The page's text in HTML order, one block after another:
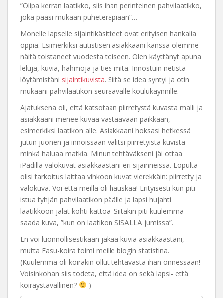
”Olipa kerran laatikko, siis ihan perinteinen pahvilaatikko,
joka pääsi mukaan puheterapiaan”…
Monelle lapselle sijaintikäsitteet ovat erityisen hankalia
oppia. Esimerkiksi autistisen asiakkaani kanssa olemme
näitä toistaneet vuodesta toiseen. Olen käyttänyt apuna
leluja, kuvia, hahmoja ja ties mitä. Innostuin netistä
löytämistäni sijaintikuvista. Siitä se idea syntyi ja otin
mukaani pahvilaatikon seuraavalle koulukäynnille.
Ajatuksena oli, että katsotaan piirretystä kuvasta malli ja
asiakkaani menee kuvaa vastaavaan paikkaan,
esimerkiksi laatikon alle. Asiakkaani hoksasi hetkessä
jutun juonen ja innoissaan valitsi piirretyistä kuvista
minkä haluaa matkia. Minun tehtäväkseni jäi ottaa
iPadillä valokuvat asiakkaastani eri sijainneissa. Lopulta
olisi tarkoitus laittaa vihkoon kuvat vierekkäin: piirretty ja
valokuva. Voi että meillä oli hauskaa! Erityisesti kun piti
istua tyhjän pahvilaatikon päälle ja lapsi hujahti
laatikkoon jalat kohti kattoa. Siitäkin piti kuulemma
saada kuva, ”kun on laatikon SISÄLLÄ jumissa”.
En voi luonnollisestikaan jakaa kuvia asiakkaastani,
mutta Fasu-koira toimi meille blogin statistina.
(Kuulemma oli koirakin ollut tehtävästä ihan onnessaan!
Voisinkohan siis todeta, että idea on sekä lapsi- että
koiraystävällinen?
)